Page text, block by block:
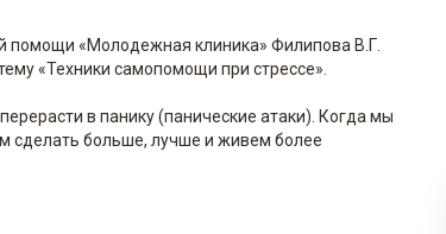
помощи «Молодежная клиника» Филипова В.Г.
«Техники самопомощи при стрессе».
в панику (панические атаки). Когда мы
сделать больше, лучше и живем более